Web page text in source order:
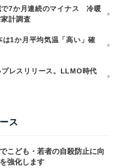
7か月連続のマイナス 冷暖
計調査
1か月平均気温「高い」確
プレスリリース。LLMO時代
ス
こども・若者の自殺防止に向
強化します